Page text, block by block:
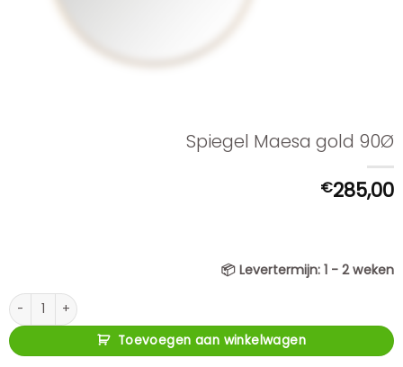
Spiegel Maesa gold 90Ø
€285,00
📦 Levertermijn: 1 - 2 weken
Spiegel Maesa gold 90Ø aantal
Toevoegen aan winkelwagen